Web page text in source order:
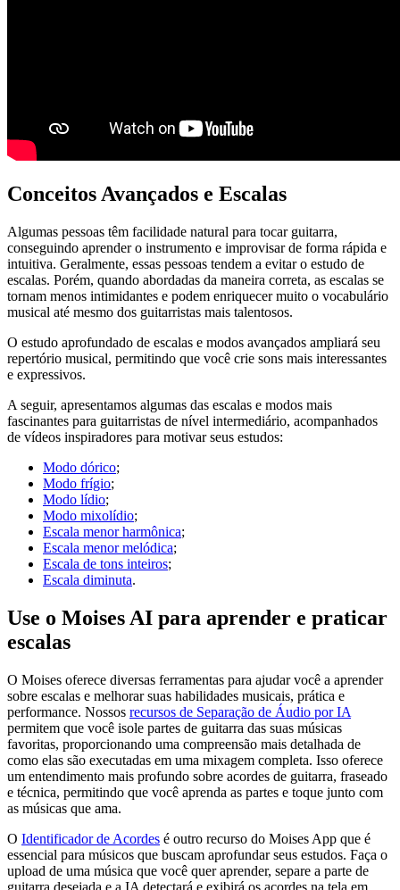
Conceitos Avançados e Escalas
Algumas pessoas têm facilidade natural para tocar guitarra,
conseguindo aprender o instrumento e improvisar de forma rápida e
intuitiva. Geralmente, essas pessoas tendem a evitar o estudo de
escalas. Porém, quando abordadas da maneira correta, as escalas se
tornam menos intimidantes e podem enriquecer muito o vocabulário
musical até mesmo dos guitarristas mais talentosos.
O estudo aprofundado de escalas e modos avançados ampliará seu
repertório musical, permitindo que você crie sons mais interessantes
e expressivos.
A seguir, apresentamos algumas das escalas e modos mais
fascinantes para guitarristas de nível intermediário, acompanhados
de vídeos inspiradores para motivar seus estudos:
Modo dórico;
Modo frígio;
Modo lídio;
Modo mixolídio;
Escala menor harmônica;
Escala menor melódica;
Escala de tons inteiros;
Escala diminuta.
Use o Moises AI para aprender e praticar
escalas
O Moises oferece diversas ferramentas para ajudar você a aprender
sobre escalas e melhorar suas habilidades musicais, prática e
performance. Nossos recursos de Separação de Áudio por IA
permitem que você isole partes de guitarra das suas músicas
favoritas, proporcionando uma compreensão mais detalhada de
como elas são executadas em uma mixagem completa. Isso oferece
um entendimento mais profundo sobre acordes de guitarra, fraseado
e técnica, permitindo que você aprenda as partes e toque junto com
as músicas que ama.
O Identificador de Acordes é outro recurso do Moises App que é
essencial para músicos que buscam aprofundar seus estudos. Faça o
upload de uma música que você quer aprender, separe a parte de
guitarra desejada e a IA detectará e exibirá os acordes na tela em